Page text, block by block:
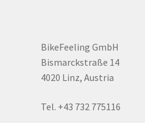
BikeFeeling GmbH
Bismarckstraße 14
4020 Linz, Austria
Tel. +43 732 775116